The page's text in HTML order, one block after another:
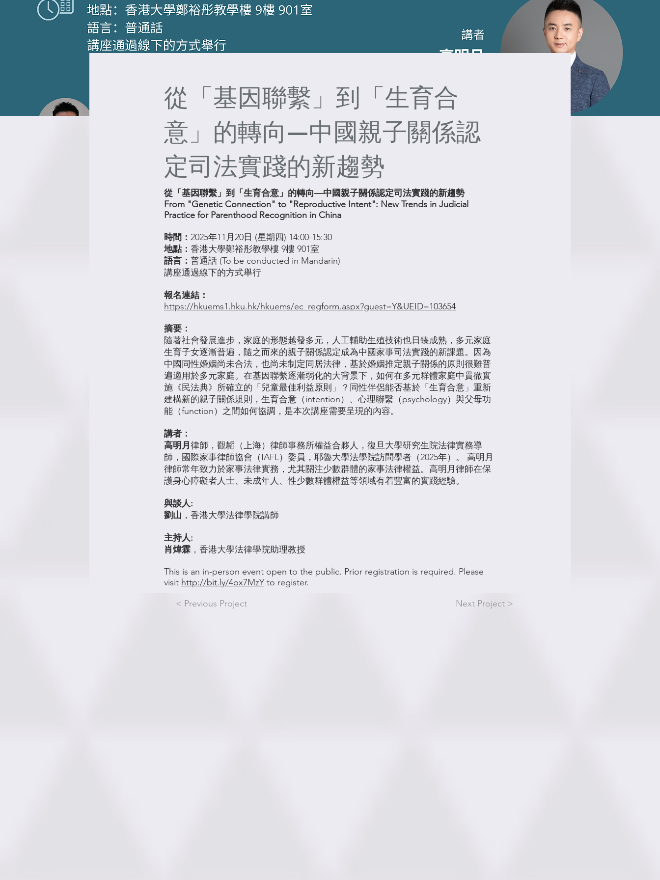
從「基因聯繫」到「生育合
意」的轉向—中國親子關係認
定司法實踐的新趨勢
從「基因聯繫」到「生育合意」的轉向—中國親子關係認定司法實踐的新趨勢
From "Genetic Connection" to "Reproductive Intent": New Trends in Judicial
Practice for Parenthood Recognition in China
時間： 2025年11月20日 (星期四) 14:00-15:30
地點： 香港大學鄭裕彤教學樓 9樓 901室
語言： 普通話 (To be conducted in Mandarin)
講座通過線下的方式舉行
報名連結：
https://hkuems1.hku.hk/hkuems/ec_regform.aspx?guest=Y&UEID=103654
摘要：
隨著社會發展進步，家庭的形態越發多元，人工輔助生殖技術也日臻成熟，多元家庭
生育子女逐漸普遍，隨之而來的親子關係認定成為中國家事司法實踐的新課題。因為
中國同性婚姻尚未合法，也尚未制定同居法律，基於婚姻推定親子關係的原則很難普
遍適用於多元家庭。在基因聯繫逐漸弱化的大背景下，如何在多元群體家庭中貫徹實
施《民法典》所確立的「兒童最佳利益原則」？同性伴侶能否基於「生育合意」重新
建構新的親子關係規則，生育合意（intention）、心理聯繫（psychology）與父母功
能（function）之間如何協調，是本次講座需要呈現的內容。
講者：
高明月 律師，觀韜（上海）律師事務所權益合夥人，復旦大學研究生院法律實務導
師，國際家事律師協會（IAFL）委員，耶魯大學法學院訪問學者（2025年）。 高明月
律師常年致力於家事法律實務，尤其關注少數群體的家事法律權益。高明月律師在保
護身心障礙者人士、未成年人、性少數群體權益等領域有着豐富的實踐經驗。
與談人:
劉山 ，香港大學法律學院講師
主持人:
肖煒霖 ，香港大學法律學院助理教授
This is an in-person event open to the public. Prior registration is required. Please
visit http://bit.ly/4ox7MzYto register.
< Previous Project
Next Project >